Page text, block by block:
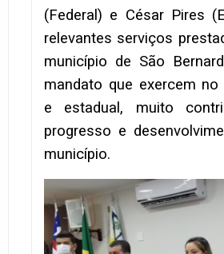
(Federal) e César Pires
relevantes serviços
município de São
mandato que exercem no
e estadual, muito
progresso e
município.